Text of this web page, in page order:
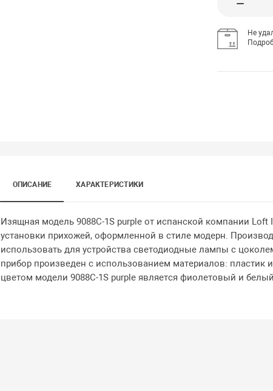
Не
ОПИСАНИЕ ХАРАКТЕРИСТИКИ
Изящная модель 9088C-1S purple от испанской компании Loft
установки прихожей, оформленной в стиле модерн.
использовать для устройства светодиодные лампы с
прибор произведен с использованием материалов: пластик
цветом модели 9088C-1S purple является фиолетовый и